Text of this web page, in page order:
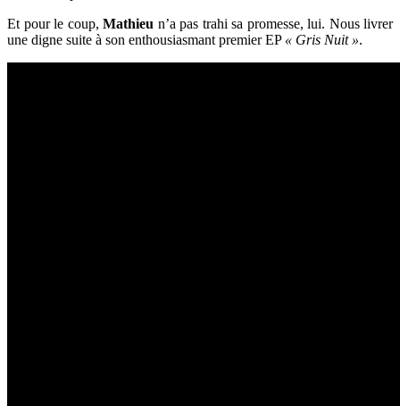
Et pour le coup, Mathieu n’a pas trahi sa promesse, lui. Nous livrer
une digne suite à son enthousiasmant premier EP « Gris Nuit ».